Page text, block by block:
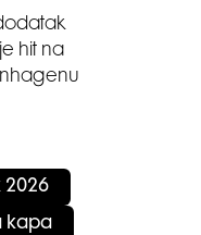
hit na
2026
kapa